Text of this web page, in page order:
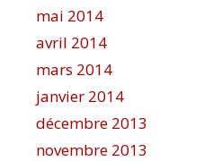
mai 2014
avril 2014
mars 2014
janvier 2014
décembre 2013
novembre 2013